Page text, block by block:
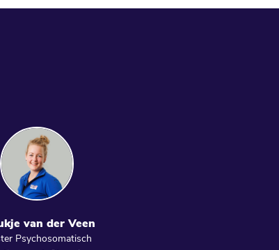
van der Veen
Psychosomatisch